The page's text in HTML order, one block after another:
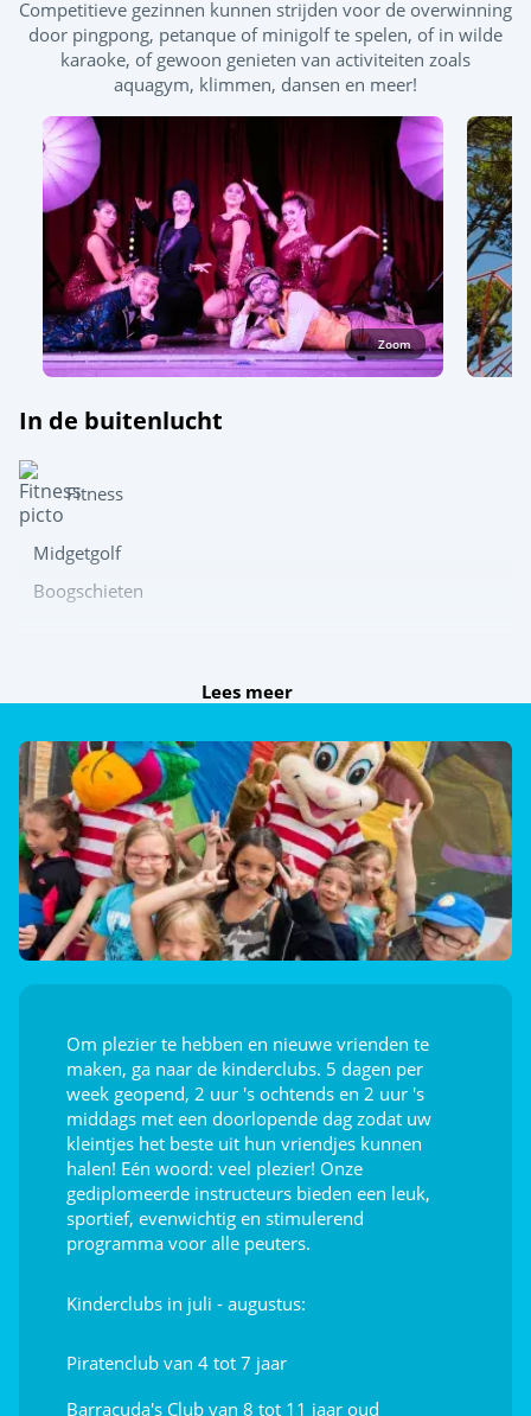
Buiten- en binnenzwembad
Buitenzwembad
Glijbaan
Splashzone - Kinderspelletjes
Zwembad / zwembaan
Bubbelbaden - Balneotherapiebanken
Competitieve gezinnen kunnen strijden voor de overwinning
door pingpong, petanque of minigolf te spelen, of in wilde
karaoke, of gewoon genieten van activiteiten zoals
aquagym, klimmen, dansen en meer!
Zoom
In de buitenlucht
Fitness
Midgetgolf
Boogschieten
Beachvolleybal
Wasserpolo
Tafeltennis
Jeu de boules
Ontdek
Aquafitness
Sportschool
Spa (€)
Afleiding voor de kids
Speeltuin
Touw Piramide
Zwemlessen (€)
Indoor gamehal (videospelletjes)
Lees meer
Om plezier te hebben en nieuwe vrienden te
maken, ga naar de kinderclubs. 5 dagen per
week geopend, 2 uur 's ochtends en 2 uur 's
middags met een doorlopende dag zodat uw
kleintjes het beste uit hun vriendjes kunnen
halen! Eén woord: veel plezier! Onze
gediplomeerde instructeurs bieden een leuk,
sportief, evenwichtig en stimulerend
programma voor alle peuters.
Kinderclubs in juli - augustus:
Piratenclub van 4 tot 7 jaar
Barracuda's Club van 8 tot 11 jaar oud